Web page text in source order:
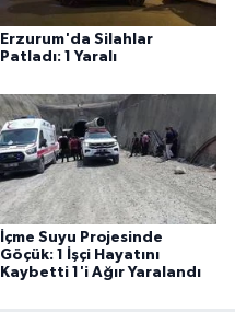
Erzurum'da Silahlar
Patladı: 1 Yaralı
İçme Suyu Projesinde
Göçük: 1 İşçi Hayatını
Kaybetti 1'i Ağır Yaralandı